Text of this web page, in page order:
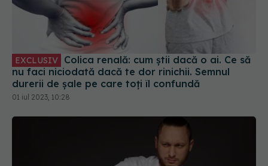
EXCLUSIV
nu faci niciodată dacă te dor rinichii. Semnul
durerii de șale pe care toți îl confundă
01 iul 2023, 10:28